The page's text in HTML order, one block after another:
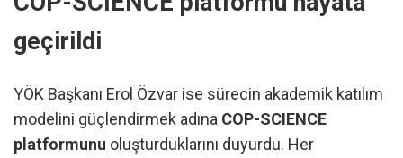
geçirildi
YÖK Başkanı Erol Özvar ise sürecin akademik katılım
modelini güçlendirmek adına COP-SCIENCE
platformunu oluşturduklarını duyurdu. Her